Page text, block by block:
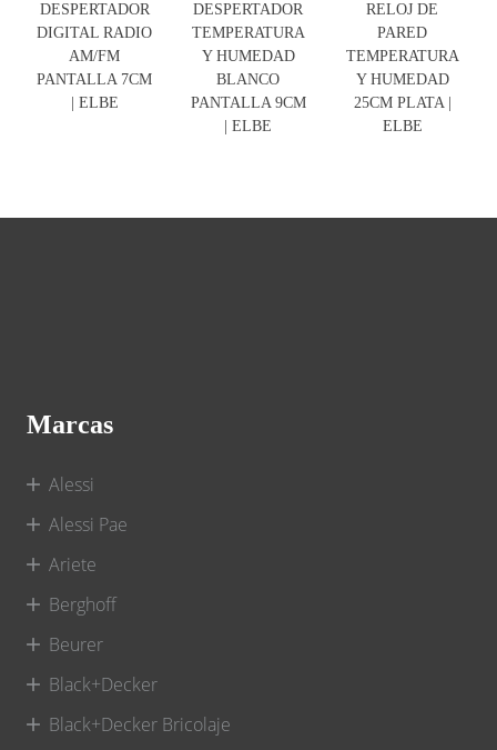
DESPERTADOR
DIGITAL RADIO
AM/FM
PANTALLA 7CM
| ELBE
DESPERTADOR
TEMPERATURA
Y HUMEDAD
BLANCO
PANTALLA 9CM
| ELBE
RELOJ DE
PARED
TEMPERATURA
Y HUMEDAD
25CM PLATA |
ELBE
Marcas
Alessi
Alessi Pae
Ariete
Berghoff
Beurer
Black+Decker
Black+Decker Bricolaje